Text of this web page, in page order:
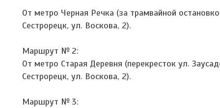
От метро Черная Речка (за трамвайной
Сестрорецк, ул. Воскова, 2).
Маршрут № 2:
От метро Старая Деревня (перекресток ул.
Сестрорецк, ул. Воскова, 2).
Маршрут № 3: